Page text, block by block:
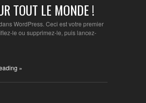
TOUT LE MONDE !
WordPress. Ceci est votre premier
le ou supprimez-le, puis lancez-
»